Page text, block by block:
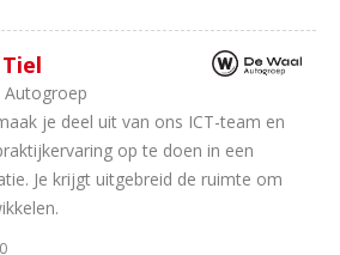
Autogroep
je deel uit van ons ICT-team en
op te doen in een
Je krijgt uitgebreid de ruimte om